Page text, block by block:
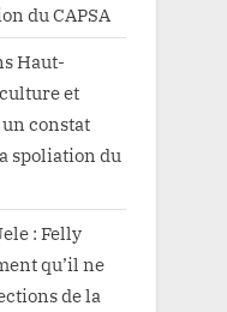
du CAPSA
Haut-
et
constat
spoliation du
: Felly
qu’il ne
de la